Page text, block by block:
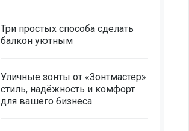
Три простых способа сделать
балкон уютным
Уличные зонты от «Зонтмастер»:
стиль, надёжность и комфорт
для вашего бизнеса